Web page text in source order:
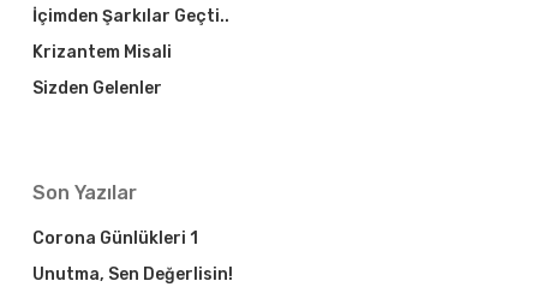
İçimden Şarkılar Geçti..
Krizantem Misali
Sizden Gelenler
Son Yazılar
Corona Günlükleri 1
Unutma, Sen Değerlisin!